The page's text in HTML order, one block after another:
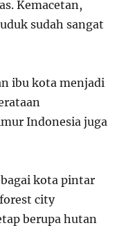
Kemacetan,
sudah sangat
ibu kota menjadi
Indonesia juga
kota pintar
city
berupa hutan